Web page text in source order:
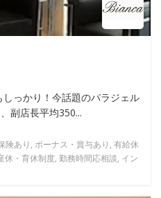
っかり！今話題のパラジェル
副店長平均350...
険あり, ボーナス・賞与あり, 有給休
・育休制度, 勤務時間応相談, イン